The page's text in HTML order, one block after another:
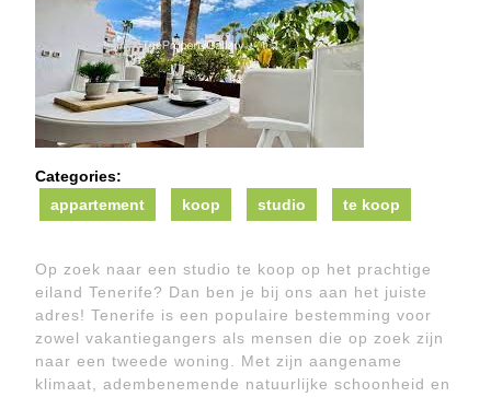
Categories:
appartement
koop studio te koop
Op zoek naar een studio te koop op het prachtige
eiland Tenerife? Dan ben je bij ons aan het juiste
adres! Tenerife is een populaire bestemming voor
zowel vakantiegangers als mensen die op zoek zijn
naar een tweede woning. Met zijn aangename
klimaat, adembenemende natuurlijke schoonheid en